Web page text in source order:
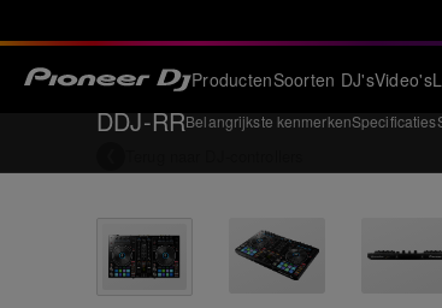
ProductenSoorten DJ'sVideo's
DDJ-RRBelangrijkste kenmerkenSpecificaties